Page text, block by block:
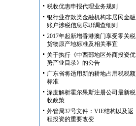
税收优惠申报代理业务规则
银行业存款类金融机构非居民金融
账户涉税信息尽职调查细则
2017年起新增香港澳门享受零关税
货物原产地标准及相关事宜
关于执行《中西部地区外商投资优
势产业目录》的公告
广东省将适用新的耕地占用税税额
标准
深度解析霍尔果斯注册公司最新税
收政策
外管局37号文件：VIE结构以及返
程投资的重要改变